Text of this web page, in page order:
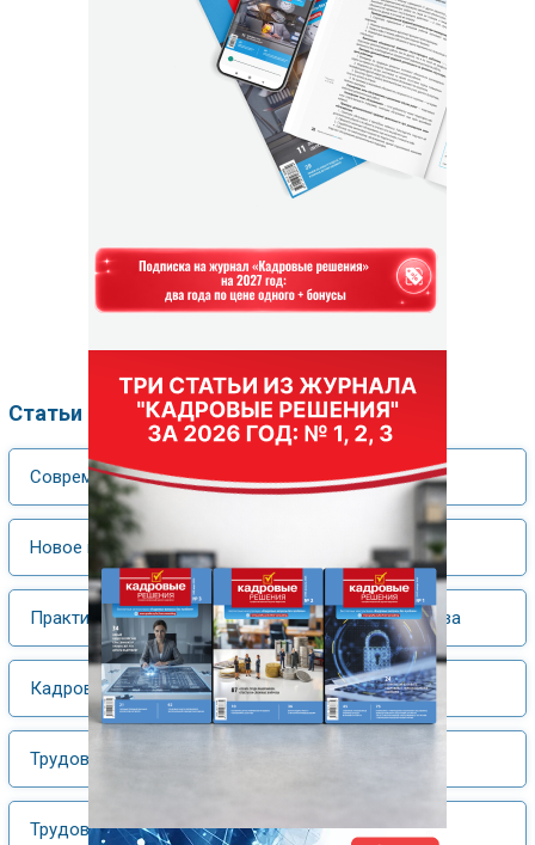
Статьи по рубрикам
Современные технологии управления персоналом
Новое в законодательстве
Практика применения трудового законодательства
Кадровое делопроизводство
Трудовая книжка
Трудовые споры